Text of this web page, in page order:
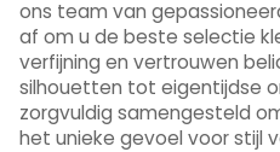
ons team van
af om u de beste selectie
verfijning en vertrouwen
silhouetten tot eigentijdse
zorgvuldig samengesteld
het unieke gevoel voor stijl